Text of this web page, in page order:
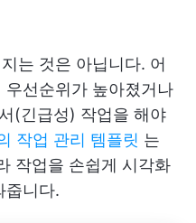
는 것은 아닙니다. 어
선순위가 높아졌거나
(긴급성) 작업을 해야
작업 관리 템플릿 는
작업을 손쉽게 시각화
줍니다.